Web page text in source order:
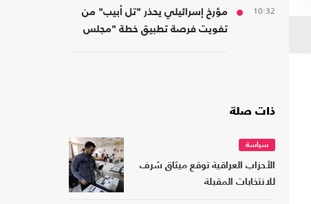
10:32
مؤرخ إسرائيلي يحذر "تل أبيب" من
تفويت فرصة تطبيق خطة "مجلس
ذات صلة
سياسة
الأحزاب العراقية توقع ميثاق شرف
للانتخابات المقبلة